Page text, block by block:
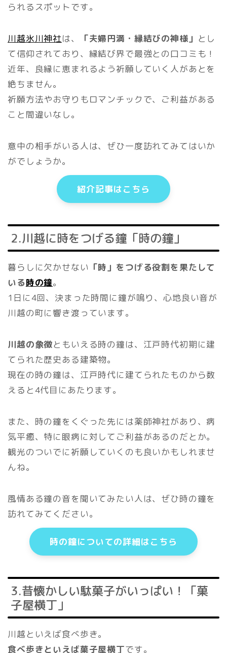
られるスポットです。
川越氷川神社は、 「夫婦円満・縁結びの神様」 とし
て信仰されており、縁結び界で最強との口コミも！
近年、良縁に恵まれるよう祈願していく人があとを
絶ちません。
祈願方法やお守りもロマンチックで、ご利益がある
こと間違いなし。
意中の相手がいる人は、ぜひ一度訪れてみてはいか
がでしょうか。
紹介記事はこちら
2.川越に時をつげる鐘「時の鐘」
暮らしに欠かせない 「時」をつげる役割を果たして
いる時の鐘。
1日に4回、決まった時間に鐘が鳴り、心地良い音が
川越の町に響き渡っています。
川越の象徴ともいえる時の鐘は、江戸時代初期に建
てられた歴史ある建築物。
現在の時の鐘は、江戸時代に建てられたものから数
えると4代目にあたります。
また、時の鐘をくぐった先には薬師神社があり、病
気平癒、特に眼病に対してご利益があるのだとか。
観光のついでに祈願していくのも良いかもしれませ
んね。
風情ある鐘の音を聞いてみたい人は、ぜひ時の鐘を
訪れてみてください。
時の鐘についての詳細はこちら
3.昔懐かしい駄菓子がいっぱい！「菓
子屋横丁」
川越といえば食べ歩き。
食べ歩きといえば菓子屋横丁です。